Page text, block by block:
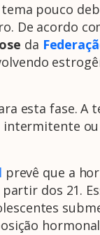
pouco
De acordo
da
esta fase.
prevê que a
dos 21.